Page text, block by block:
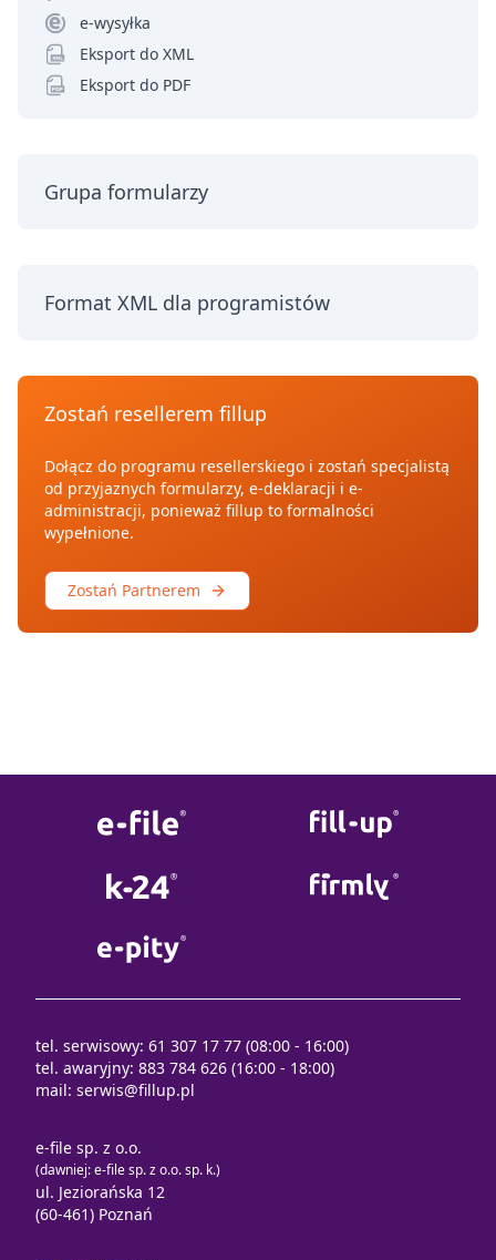
e-wysyłka
Eksport do XML
Eksport do PDF
Grupa formularzy
Format XML dla programistów
Zostań resellerem fillup
Dołącz do programu resellerskiego i zostań specjalistą
od przyjaznych formularzy, e-deklaracji i e-
administracji, ponieważ fillup to formalności
wypełnione.
Zostań Partnerem
tel. serwisowy: 61 307 17 77 (08:00 - 16:00)
tel. awaryjny: 883 784 626 (16:00 - 18:00)
mail: serwis@fillup.pl
e-file sp. z o.o.
(dawniej: e-file sp. z o.o. sp. k.)
ul. Jeziorańska 12
(60-461) Poznań